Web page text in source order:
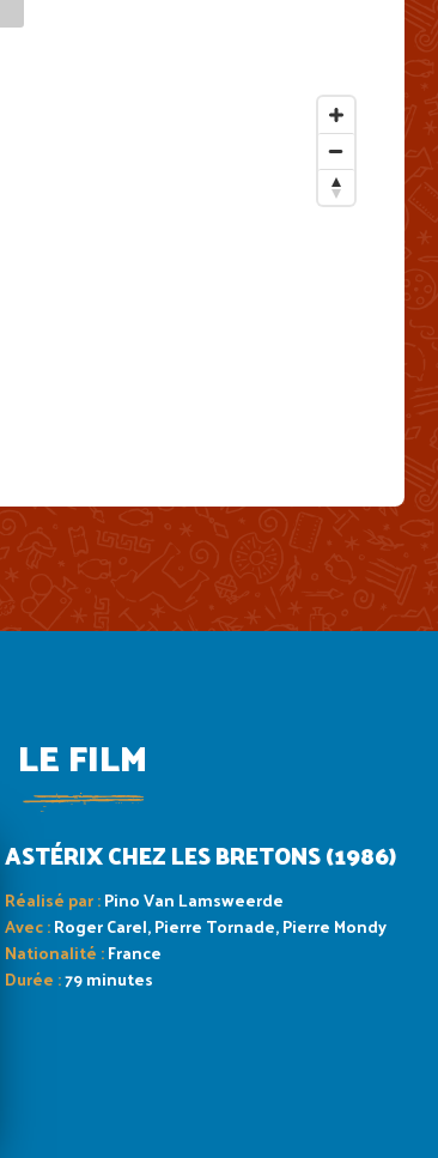
LE FILM
ASTÉRIX CHEZ LES BRETONS (1986)
Réalisé par :Pino Van Lamsweerde
Avec :Roger Carel, Pierre Tornade, Pierre Mondy
Nationalité :France
Durée :79 minutes